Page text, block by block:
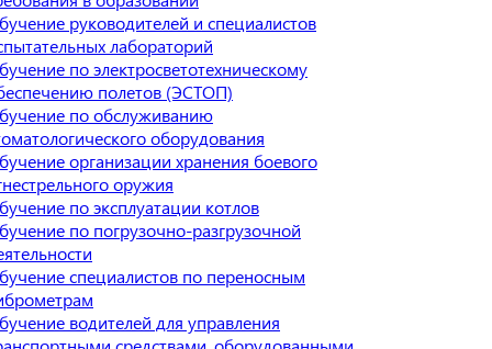
руководителей и специалистов
лабораторий
по электросветотехническому
полетов (ЭСТОП)
по обслуживанию
оборудования
организации хранения боевого
оружия
по эксплуатации котлов
по погрузочно-разгрузочной
специалистов по переносным
водителей для управления